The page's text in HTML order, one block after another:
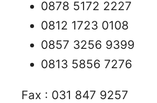
0878 5172 2227
0812 1723 0108
0857 3256 9399
0813 5856 7276
Fax : 031 847 9257